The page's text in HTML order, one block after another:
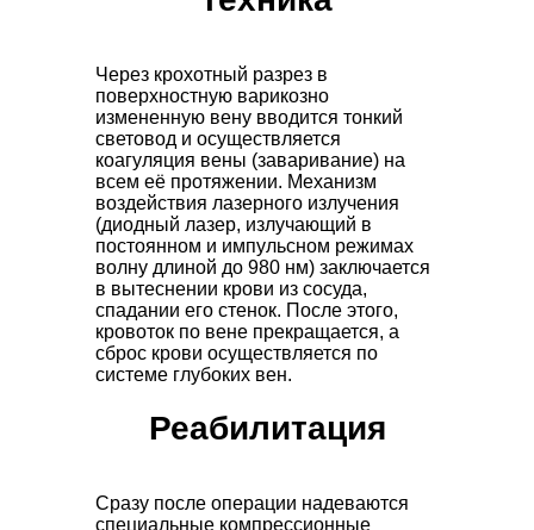
Через крохотный разрез в
поверхностную варикозно
измененную вену вводится тонкий
световод и осуществляется
коагуляция вены (заваривание) на
всем её протяжении. Механизм
воздействия лазерного излучения
(диодный лазер, излучающий в
постоянном и импульсном режимах
волну длиной до 980 нм) заключается
в вытеснении крови из сосуда,
спадании его стенок. После этого,
кровоток по вене прекращается, а
сброс крови осуществляется по
системе глубоких вен.
Реабилитация
Сразу после операции надеваются
специальные компрессионные